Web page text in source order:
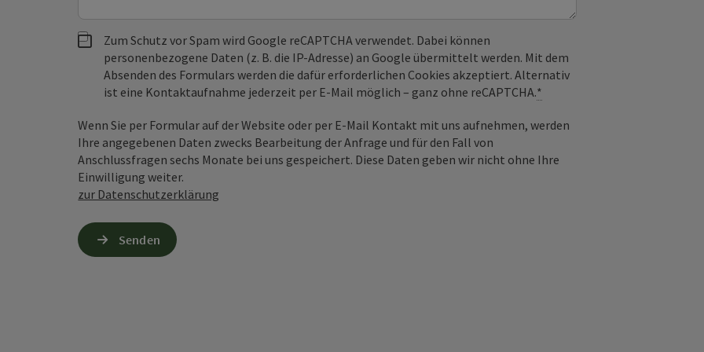
Zum Schutz vor Spam wird Google reCAPTCHA verwendet. Dabei können
personenbezogene Daten (z. B. die IP-Adresse) an Google übermittelt werden. Mit dem
Absenden des Formulars werden die dafür erforderlichen Cookies akzeptiert. Alternativ
ist eine Kontaktaufnahme jederzeit per E-Mail möglich – ganz ohne reCAPTCHA.*
Wenn Sie per Formular auf der Website oder per E-Mail Kontakt mit uns aufnehmen, werden
Ihre angegebenen Daten zwecks Bearbeitung der Anfrage und für den Fall von
Anschlussfragen sechs Monate bei uns gespeichert. Diese Daten geben wir nicht ohne Ihre
Einwilligung weiter.
zur Datenschutzerklärung
Senden